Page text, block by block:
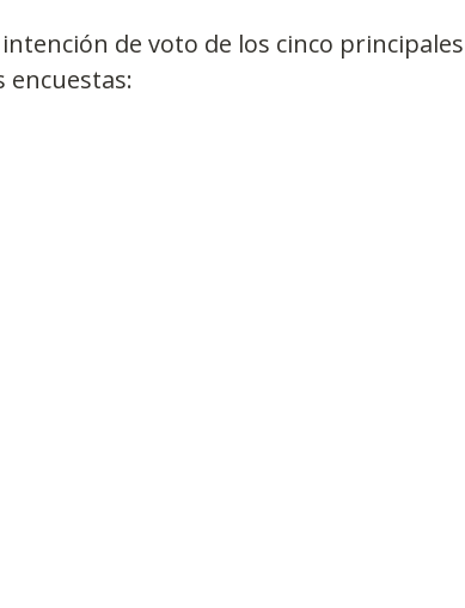
de voto de los cinco